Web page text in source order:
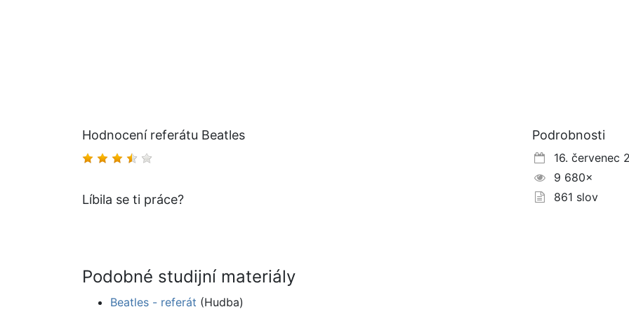
Hodnocení referátu Beatles
Líbila se ti práce?
Podrobnosti
16. červenec
9 680×
861 slov
Podobné studijní materiály
Beatles - referát (Hudba)